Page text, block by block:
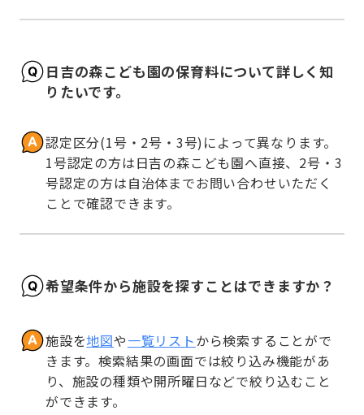
日吉の森こども園の保育料について詳しく知
りたいです。
認定区分(1号・2号・3号)によって異なります。
1号認定の方は日吉の森こども園へ直接、2号・3
号認定の方は自治体までお問い合わせいただく
ことで確認できます。
希望条件から施設を探すことはできますか？
施設を地図や一覧リストから検索することがで
きます。検索結果の画面では絞り込み機能があ
り、施設の種類や開所曜日などで絞り込むこと
ができます。